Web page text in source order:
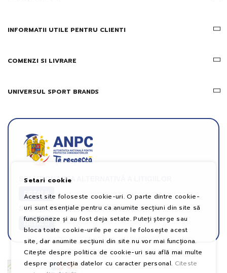
INFORMATII UTILE PENTRU CLIENTI
COMENZI SI LIVRARE
UNIVERSUL SPORT BRANDS
SOLUȚIONAREA ALTERNATIVĂ A LITIGIILOR
DETALII
SOLUȚIONAREA ONLINE A LITIGIILOR
DETALII
Setari cookie
Acest site foloseste cookie-uri. O parte dintre cookie-
uri sunt esențiale pentru ca anumite secțiuni din site să
funcționeze și au fost deja setate. Puteți șterge sau
bloca toate cookie-urile pe care le folosește acest
site, dar anumite secțiuni din site nu vor mai funcționa.
Citește despre politica de cookie-uri sau află mai multe
despre protecția datelor cu caracter personal. Citeste